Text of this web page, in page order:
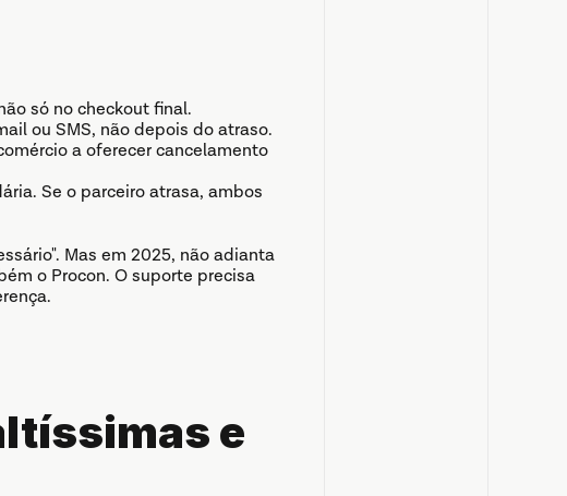
só no checkout final.
ou SMS, não depois do atraso.
a oferecer cancelamento
Se o parceiro atrasa, ambos
Mas em 2025, não adianta
o Procon. O suporte precisa
e